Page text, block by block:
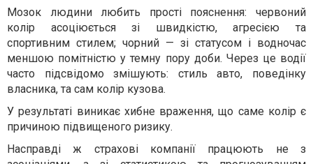
Мозок людини любить прості пояснення: червоний
колір асоціюється зі швидкістю, агресією та
спортивним стилем; чорний — зі статусом і водночас
меншою помітністю у темну пору доби. Через це водії
часто підсвідомо змішують: стиль авто, поведінку
власника, та сам колір кузова.
У результаті виникає хибне враження, що саме колір є
причиною підвищеного ризику.
Насправді ж страхові компанії працюють не з